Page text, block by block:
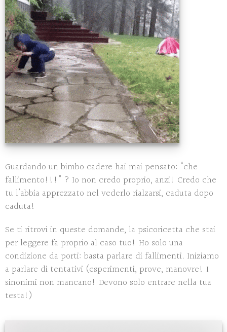
Guardando un bimbo cadere hai mai pensato: “che
fallimento!!!” ? Io non credo proprio, anzi! Credo che
tu l’abbia apprezzato nel vederlo rialzarsi, caduta dopo
caduta!
Se ti ritrovi in queste domande, la psicoricetta che stai
per leggere fa proprio al caso tuo! Ho solo una
condizione da porti: basta parlare di fallimenti. Iniziamo
a parlare di tentativi (esperimenti, prove, manovre! I
sinonimi non mancano! Devono solo entrare nella tua
testa!)